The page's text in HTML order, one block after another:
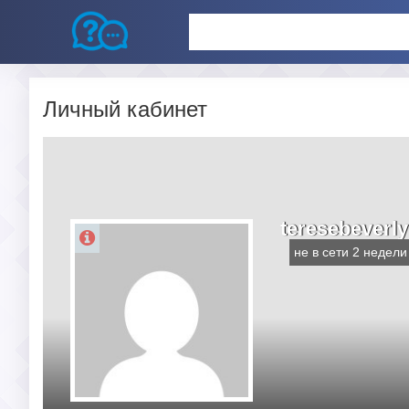
Личный кабинет
не в сети 2 недели